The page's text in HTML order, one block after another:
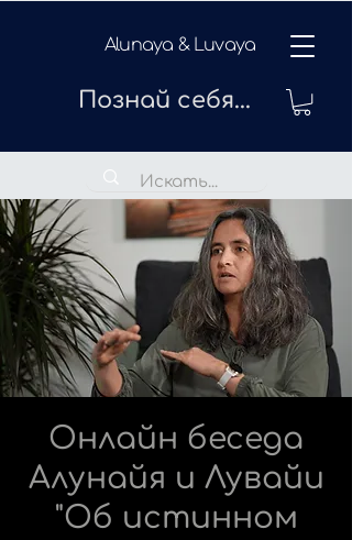
Alunaya & Luvaya
Познай себя...
Онлайн беседа
Алунайя и Лувайи
"Об истинном